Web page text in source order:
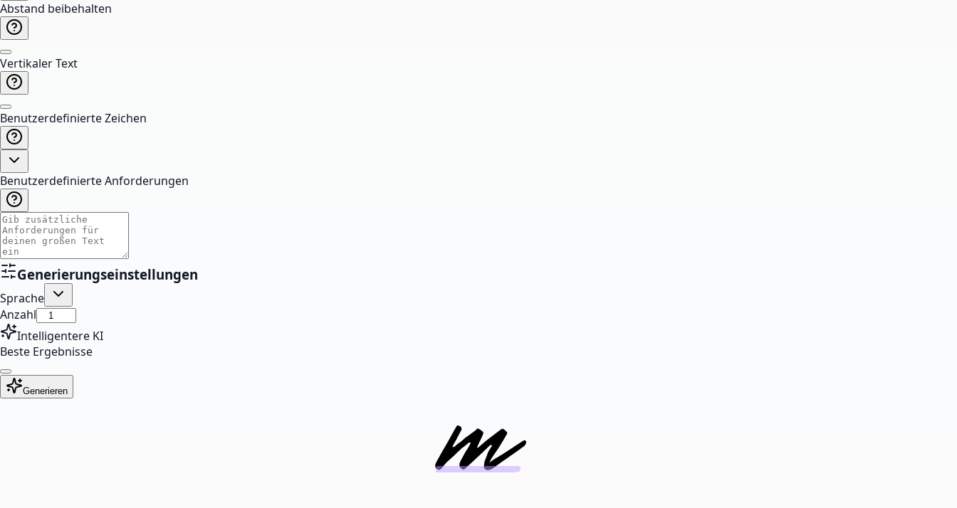
Abstand beibehalten
Vertikaler Text
Benutzerdefinierte Zeichen
Benutzerdefinierte Anforderungen
Generierungseinstellungen
Sprache
Anzahl
Intelligentere KI
Beste Ergebnisse
Generieren